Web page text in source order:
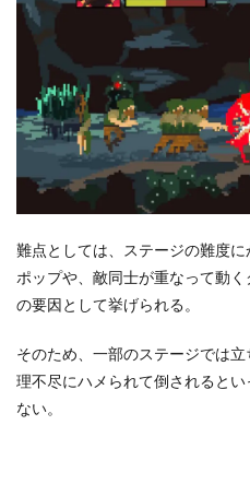
難点としては、ステージの難度
ポップや、敵同士が重なって動
の要因として挙げられる。
そのため、一部のステージでは立
理不尽にハメられて倒されると
ない。